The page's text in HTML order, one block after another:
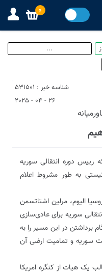
شناسه خبر : 531501
26 - 04 - 2025
رییس دوره انتقالی سوریه
به طور مشروط اعلام
الیوم، مرلین اشتاتسمن
سوریه برای عادی‌سازی
برداشتن در این مسیر را به
سوریه و تمامیت ارضی آن
یک هیات از کنگره امریکا
0